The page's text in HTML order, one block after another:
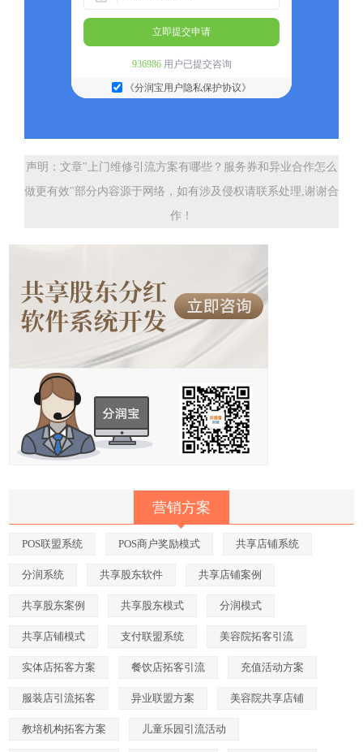
立即提交申请
936986用户已提交咨询
《分润宝用户隐私保护协议》
声明：文章"上门维修引流方案有哪些？服务券和异业合作怎么
做更有效"部分内容源于网络，如有涉及侵权请联系处理,谢谢合
作！
营销方案
POS联盟系统 POS商户奖励模式 共享店铺系统
分润系统 共享股东软件 共享店铺案例
共享股东案例 共享股东模式 分润模式
共享店铺模式 支付联盟系统 美容院拓客引流
实体店拓客方案 餐饮店拓客引流 充值活动方案
服装店引流拓客 异业联盟方案 美容院共享店铺
教培机构拓客方案 儿童乐园引流活动